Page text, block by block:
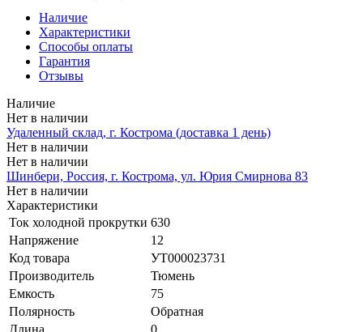
Наличие
Характеристики
Способы оплаты
Гарантия
Отзывы
Наличие
Нет в наличии
Удаленный склад, г. Кострома (доставка 1 день)
Нет в наличии
Нет в наличии
Шинбери, Россия, г. Кострома, ул. Юрия Смирнова 83
Нет в наличии
Характеристики
Ток холодной прокрутки 630
Напряжение
12
Код товара
УТ000023731
Производитель
Тюмень
Емкость
75
Полярность
Обратная
Длина
0